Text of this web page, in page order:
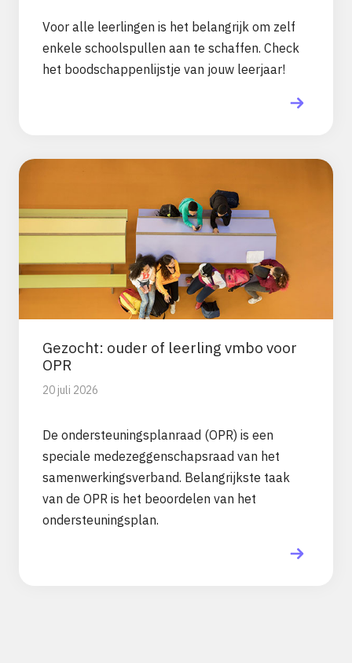
Voor alle leerlingen is het belangrijk om zelf
enkele schoolspullen aan te schaffen. Check
het boodschappenlijstje van jouw leerjaar!
Gezocht: ouder of leerling vmbo voor
OPR
20 juli 2026
De ondersteuningsplanraad (OPR) is een
speciale medezeggenschapsraad van het
samenwerkingsverband. Belangrijkste taak
van de OPR is het beoordelen van het
ondersteuningsplan.